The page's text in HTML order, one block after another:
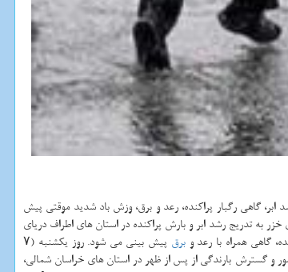
گاهی رگبار پراكنده، رعد و برق، وزش باد شدید موقتی پیش
از انتظار است. از پس از ظهر امروز (۵ مهرماه) با شمالی شدن جریانات روی دریای خزر به تدریج رشد ابر و بارش پراكنده در استان های اطراف دریای
برق
پیش بینی می شود. روز یكشنبه (۷
و گسترش بارندگی از پس از ظهر در استان های خراسان شمالی،